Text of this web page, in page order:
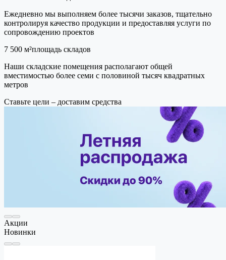
Ежедневно мы выполняем более тысячи заказов, тщательно
контролируя качество продукции и предоставляя услуги по
сопровождению проектов
7 500 м²площадь складов
Наши складские помещения располагают общей
вместимостью более семи с половиной тысяч квадратных
метров
Ставьте цели – доставим средства
Акции
Новинки